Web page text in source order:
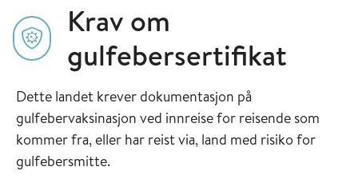
Krav om
gulfebersertifikat
Dette landet krever dokumentasjon på
gulfebervaksinasjon ved innreise for reisende som
kommer fra, eller har reist via, land med risiko for
gulfebersmitte.